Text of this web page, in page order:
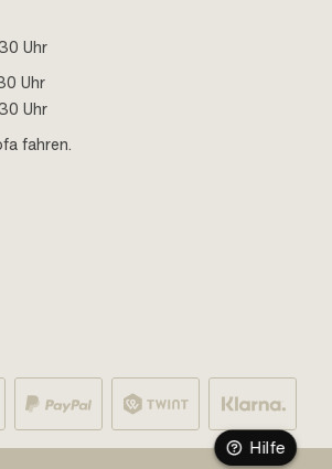
Uhr
Uhr
Uhr
fahren.
Hilfe